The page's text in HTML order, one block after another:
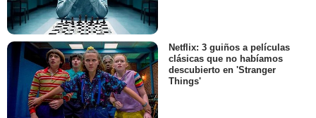
Netflix: 3 guiños a películas
clásicas que no habíamos
descubierto en 'Stranger
Things'